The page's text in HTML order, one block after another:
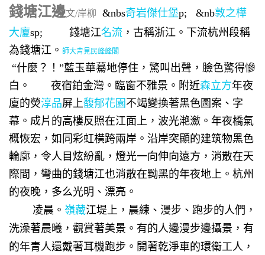
錢塘江邊文/岸柳 &nbs奇岩傑仕堡p; &nb敦之樺
大廈sp; 錢塘江名流 ，古稱浙江。下流杭州段稱
為錢塘江。 師大青見民峰峰閣
“什麼？！”藍玉華驀地停住，驚叫出聲，臉色驚得慘
白。 夜宿鉑金灣。臨窗不雅景。附近森立方年夜
廈的熒淳品屏上馥郁花園 不竭變換著黑色圖案、字
幕。成片的高樓反照在江面上，波光滟瀲。年夜橋氣
概恢宏，如同彩虹橫跨兩岸。沿岸突顯的建筑物黑色
輪廓，令人目炫紛亂，燈光一向伸向遠方，消散在天
際間，彎曲的錢塘江也消散在黝黑的年夜地上。杭州
的夜晚，多么光明、漂亮。
凌晨。 嶺藏江堤上，晨練、漫步、跑步的人們，
洗澡著晨曦，觀賞著美景。有的人邊漫步邊攝景，有
的年青人還戴著耳機跑步。開著乾淨車的環衛工人，